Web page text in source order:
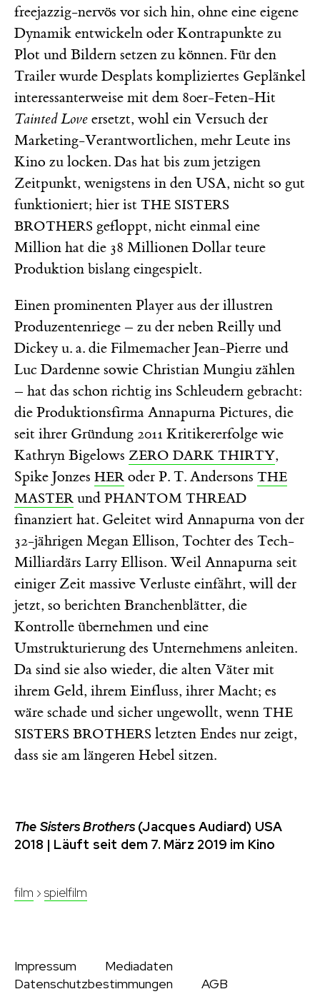
freejazzig-nervös vor sich hin, ohne eine eigene
Dynamik entwickeln oder Kontrapunkte zu
Plot und Bildern setzen zu können. Für den
Trailer wurde Desplats kompliziertes Geplänkel
interessanterweise mit dem 80er-Feten-Hit
Tainted Love ersetzt, wohl ein Versuch der
Marketing-Verantwortlichen, mehr Leute ins
Kino zu locken. Das hat bis zum jetzigen
Zeitpunkt, wenigstens in den USA, nicht so gut
funktioniert; hier ist THE SISTERS
BROTHERS gefloppt, nicht einmal eine
Million hat die 38 Millionen Dollar teure
Produktion bislang eingespielt.
Einen prominenten Player aus der illustren
Produzentenriege – zu der neben Reilly und
Dickey u. a. die Filmemacher Jean-Pierre und
Luc Dardenne sowie Christian Mungiu zählen
– hat das schon richtig ins Schleudern gebracht:
die Produktionsfirma Annapurna Pictures, die
seit ihrer Gründung 2011 Kritikererfolge wie
Kathryn Bigelows ZERO DARK THIRTY,
Spike Jonzes HER oder P. T. Andersons THE
MASTER und PHANTOM THREAD
finanziert hat. Geleitet wird Annapurna von der
32-jährigen Megan Ellison, Tochter des Tech-
Milliardärs Larry Ellison. Weil Annapurna seit
einiger Zeit massive Verluste einfährt, will der
jetzt, so berichten Branchenblätter, die
Kontrolle übernehmen und eine
Umstrukturierung des Unternehmens anleiten.
Da sind sie also wieder, die alten Väter mit
ihrem Geld, ihrem Einfluss, ihrer Macht; es
wäre schade und sicher ungewollt, wenn THE
SISTERS BROTHERS letzten Endes nur zeigt,
dass sie am längeren Hebel sitzen.
The Sisters Brothers (Jacques Audiard) USA
2018 | Läuft seit dem 7. März 2019 im Kino
film › spielfilm
Impressum
Mediadaten
Datenschutzbestimmungen
AGB